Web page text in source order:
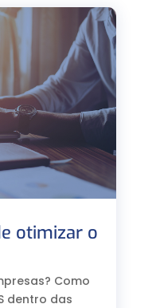
otimizar o
Como
dentro das